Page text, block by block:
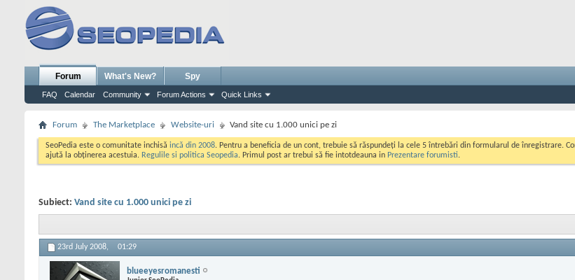
Forum
FAQ Calendar Community Forum Actions Quick Links
What's New? Spy
Forum The Marketplace Website-uri Vand site cu 1.000 unici pe zi
SeoPedia este o comunitate inchisă incă din 2008. Pentru a beneficia de un cont, trebuie să răspundeți la cele 5 întrebări din formularul de înregistrare.
ajută la obținerea acestuia. Regulile si politica Seopedia. Primul post ar trebui să fie intotdeauna in Prezentare forumisti.
Subiect: Vand site cu 1.000 unici pe zi
23rd July 2008, 01:29
blueeyesromanesti